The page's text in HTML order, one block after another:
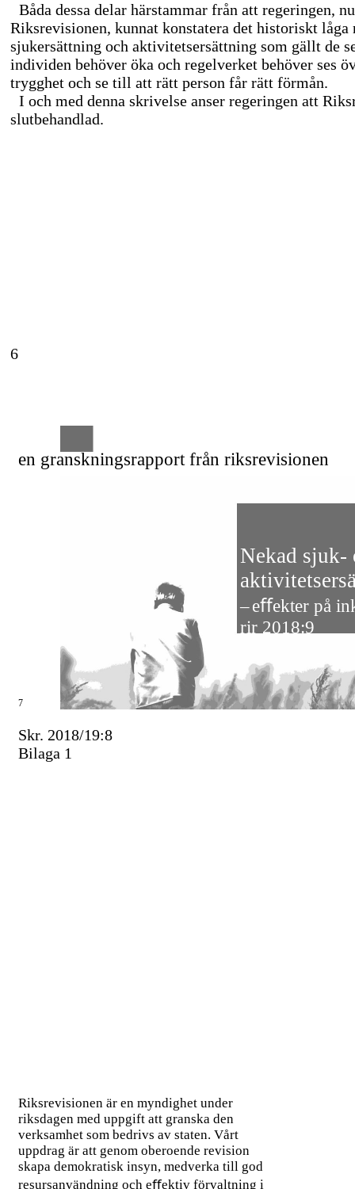
Båda dessa delar härstammar från att regeringen,
Riksrevisionen, kunnat konstatera det historiskt
sjukersättning och aktivitetsersättning som gällt de
individen behöver öka och regelverket behöver ses
trygghet och se till att rätt person får rätt förmån.
I och med denna skrivelse anser regeringen att
slutbehandlad.
6
en granskningsrapport från riksrevisionen
Nekad sjuk-
–eﬀekter på
rir 2018:9
7
Skr. 2018/19:8
Bilaga 1
Riksrevisionen är en myndighet under
riksdagen med uppgift att granska den
verksamhet som bedrivs av staten. Vårt
uppdrag är att genom oberoende revision
skapa demokratisk insyn, medverka till god
resursanvändning och eﬀektiv förvaltning i